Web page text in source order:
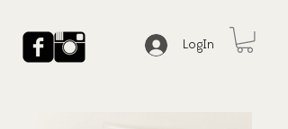
LogIn